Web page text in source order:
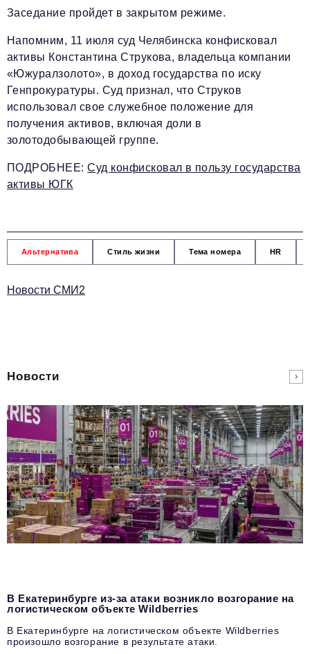
Заседание пройдет в закрытом режиме.
Напомним, 11 июля суд Челябинска конфисковал
активы Константина Струкова, владельца компании
«Южуралзолото», в доход государства по иску
Генпрокуратуры. Суд признал, что Струков
использовал свое служебное положение для
получения активов, включая доли в
золотодобывающей группе.
ПОДРОБНЕЕ:Суд конфисковал в пользу государства
активы ЮГК
Альтернатива Стиль жизни Тема номера HR
Новости СМИ2
Новости
В Екатеринбурге из-за атаки возникло возгорание на
логистическом объекте Wildberries
В Екатеринбурге на логистическом объекте Wildberries
произошло возгорание в результате атаки.